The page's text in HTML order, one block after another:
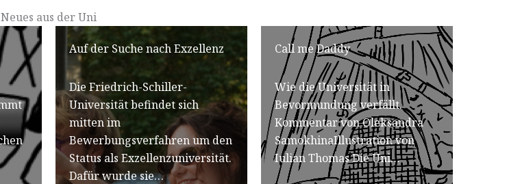
Neues aus der Uni
Auf der Suche nach Exzellenz
Die Friedrich-Schiller-
Universität befindet sich
mitten im
Bewerbungsverfahren um den
Status als Exzellenzuniversität.
Dafür wurde sie…
Call me Daddy
Wie die Universität in
Bevormundung verfällt.
Kommentar von Oleksandra
SamokhinaIllustration von
Iulian Thomas Die Uni…